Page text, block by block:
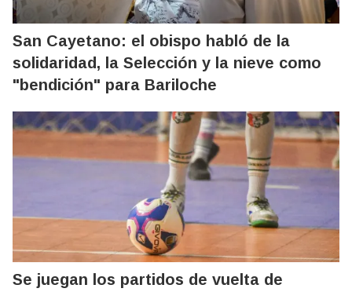
San Cayetano: el obispo habló de la
solidaridad, la Selección y la nieve como
"bendición" para Bariloche
Se juegan los partidos de vuelta de